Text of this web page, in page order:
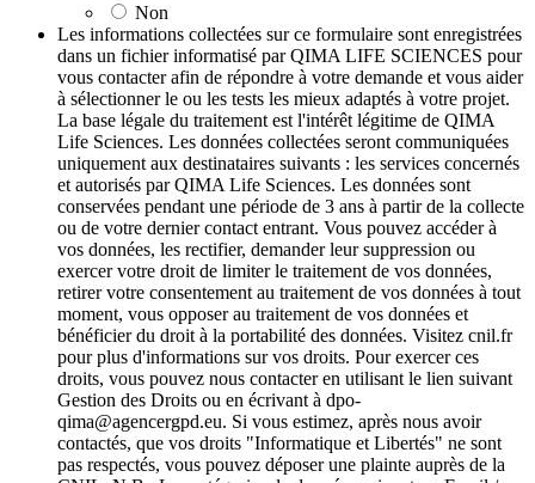
Non
Les informations collectées sur ce formulaire sont enregistrées
dans un fichier informatisé par QIMA LIFE SCIENCES pour
vous contacter afin de répondre à votre demande et vous aider
à sélectionner le ou les tests les mieux adaptés à votre projet.
La base légale du traitement est l'intérêt légitime de QIMA
Life Sciences. Les données collectées seront communiquées
uniquement aux destinataires suivants : les services concernés
et autorisés par QIMA Life Sciences. Les données sont
conservées pendant une période de 3 ans à partir de la collecte
ou de votre dernier contact entrant. Vous pouvez accéder à
vos données, les rectifier, demander leur suppression ou
exercer votre droit de limiter le traitement de vos données,
retirer votre consentement au traitement de vos données à tout
moment, vous opposer au traitement de vos données et
bénéficier du droit à la portabilité des données. Visitez cnil.fr
pour plus d'informations sur vos droits. Pour exercer ces
droits, vous pouvez nous contacter en utilisant le lien suivant
Gestion des Droits ou en écrivant à dpo-
qima@agencergpd.eu. Si vous estimez, après nous avoir
contactés, que vos droits "Informatique et Libertés" ne sont
pas respectés, vous pouvez déposer une plainte auprès de la